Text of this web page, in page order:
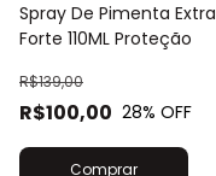
Spray De Pimenta Extra
Forte 110ML Proteção
R$100,00
R$139,00
28% OFF